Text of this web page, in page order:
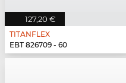
127,20 €
TITANFLEX
EBT 826709 - 60